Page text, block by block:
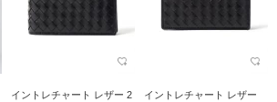
イントレチャート レザー 2
イントレチャート レザー